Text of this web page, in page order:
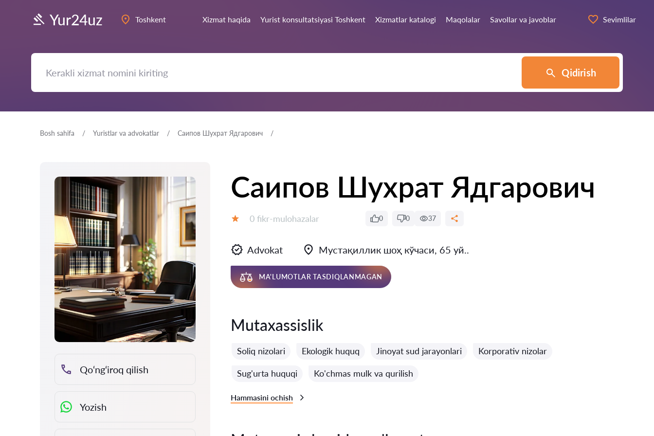
Yur24uz Toshkent Xizmat haqida Yurist konsultatsiyasi Toshkent Xizmatlar katalogi Maqolalar Savollar va javoblar Sevimlilar
Qidirish
Bosh sahifa Yuristlar va advokatlar Саипов Шухрат Ядгарович
Qo‘ng‘iroq qilish
Yozish
Саипов Шухрат Ядгарович
Fikrlar:
0 fikr-mulohazalar 0 0 37
Advokat Мустақиллик шоҳ кўчаси, 65 уй..
MA'LUMOTLAR TASDIQLANMAGAN
Mutaxassislik
Soliq nizolari Ekologik huquq Jinoyat sud jarayonlari Korporativ nizolar
Sug'urta huquqi Ko'chmas mulk va qurilish
Hammasini ochish